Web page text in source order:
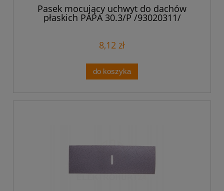
Pasek mocujący uchwyt do dachów
płaskich PAPA 30.3/P /93020311/
8,12 zł
do koszyka